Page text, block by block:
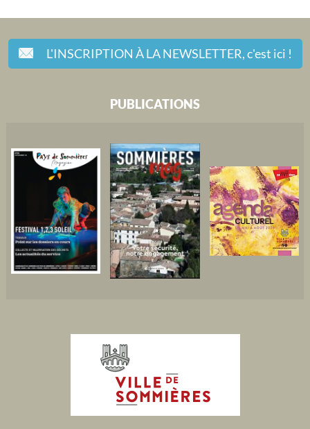
L'INSCRIPTION À LA NEWSLETTER,c'est ici !
PUBLICATIONS